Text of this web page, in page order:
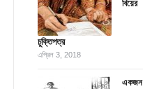
বিয়ের
চুক্তিপত্র
এপ্রিল 3, 2018
একজন